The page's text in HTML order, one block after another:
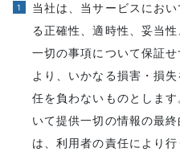
当社は、当サービスにお
る正確性、適時性、妥当
一切の事項について保証
より、いかなる損害・損
任を負わないものとしま
いて提供一切の情報の最
は、利用者の責任により